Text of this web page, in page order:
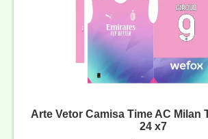
Arte Vetor Camisa Time AC Milan
24 x7